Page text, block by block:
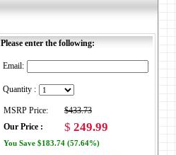
Please enter the following:
Email:
Quantity :
MSRP Price:
$433.73
Our Price :
$ 249.99
You Save $183.74 (57.64%)